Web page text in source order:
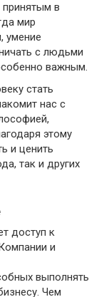
в
мир
умение
с людьми
важным.
стать
нас с
этому
и ценить
так и других
доступ к
и
выполнять
Чем